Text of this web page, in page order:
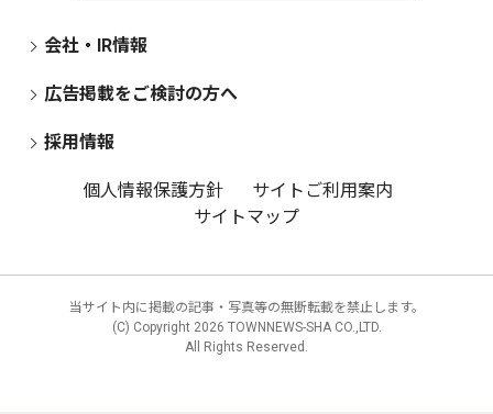
会社・IR情報
広告掲載をご検討の方へ
採用情報
個人情報保護方針
サイトご利用案内
サイトマップ
当サイト内に掲載の記事・写真等の無断転載を禁止します。
(C) Copyright 2026 TOWNNEWS-SHA CO.,LTD.
All Rights Reserved.